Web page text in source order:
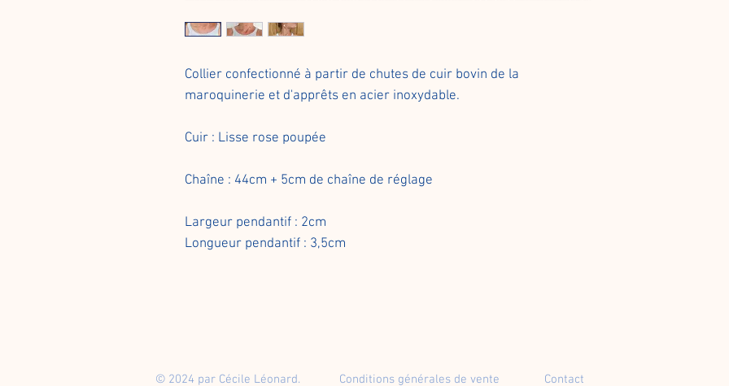
Collier confectionné à partir de chutes de cuir bovin de la
maroquinerie et d'apprêts en acier inoxydable.
Cuir : Lisse rose poupée
Chaîne : 44cm + 5cm de chaîne de réglage
Largeur pendantif : 2cm
Longueur pendantif : 3,5cm
© 2024 par Cécile Léonard. Conditions générales de vente Contact